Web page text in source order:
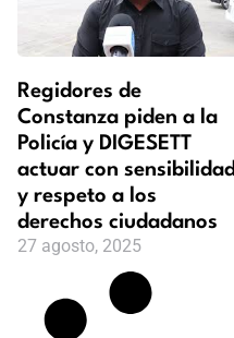
Regidores de
Constanza piden a la
Policía y DIGESETT
actuar con sensibilidad
y respeto a los
derechos ciudadanos
27 agosto, 2025